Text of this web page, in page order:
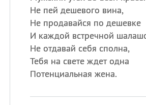
Не пей дешевого вина,
Не продавайся по дешевке
И каждой встречной
Не отдавай себя сполна,
Тебя на свете ждет одна
Потенциальная жена.